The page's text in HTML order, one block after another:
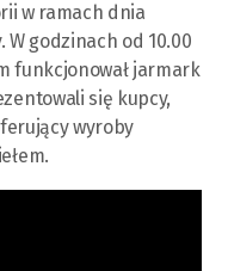
w ramach dnia
W godzinach od 10.00
funkcjonował jarmark
się kupcy,
wyroby